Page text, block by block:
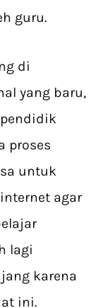
guru.
di
yang baru,
proses
untuk
agar
lagi
karena
ini.